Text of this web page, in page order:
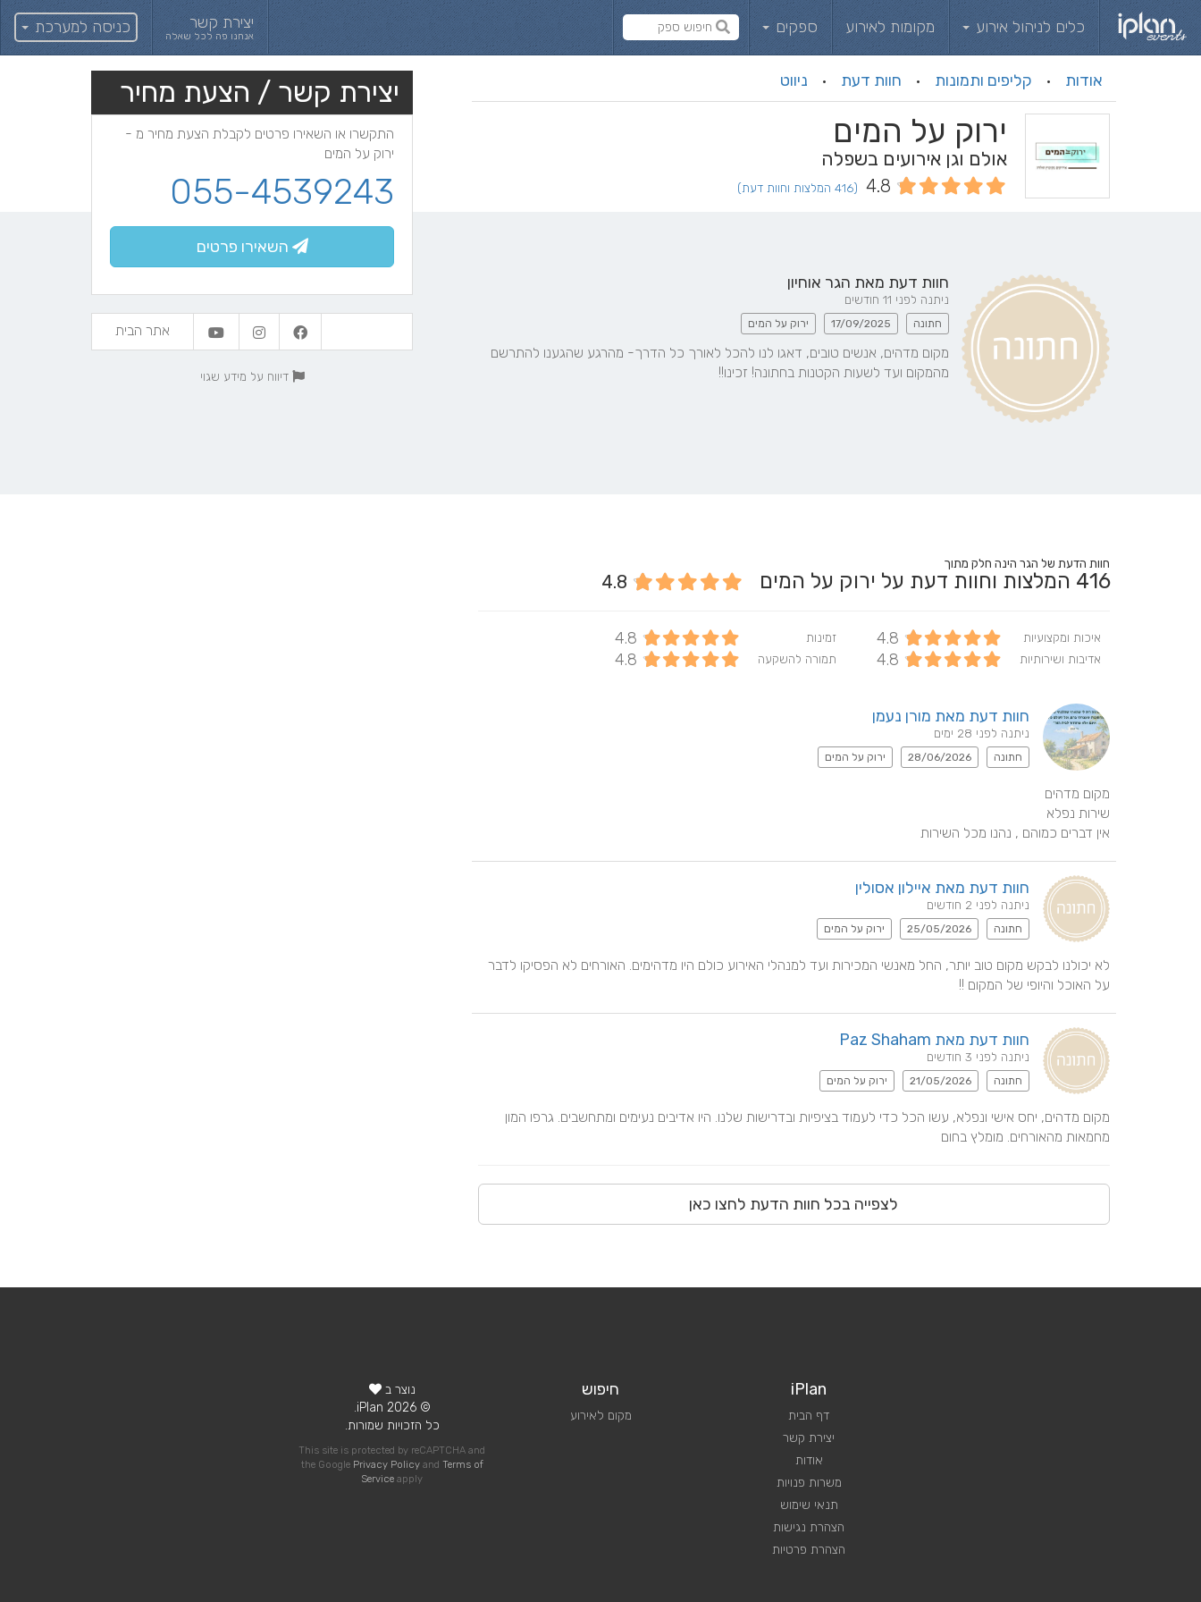
כלים לניהול אירוע מקומות לאירוע ספקים יצירת קשר
אנחנו פה לכל שאלה כניסה למערכת
אודות · קליפים ותמונות · חוות דעת · ניווט יצירת קשר / הצעת מחיר
התקשרו או השאירו פרטים לקבלת הצעת מחיר מ -
ירוק על המים
055-4539243
השאירו פרטים
אתר הבית
דיווח על מידע שגוי
ירוק על המים
אולם וגן אירועים בשפלה
4.8 (416 המלצות וחוות דעת)
חוות דעת מאת הגר אוחיון
ניתנה לפני 11 חודשים
חתונה 17/09/2025 ירוק על המים
מהמקום ועד לשעות הקטנות בחתונה! זכינו!!
חוות הדעת של הגר הינה חלק מתוך
416 המלצות וחוות דעת על ירוק על המים 4.8
איכות ומקצועיות 4.8 זמינות 4.8
אדיבות ושירותיות 4.8 תמורה להשקעה 4.8
חוות דעת מאת מורן נעמן
ניתנה לפני 28 ימים
חתונה 28/06/2026 ירוק על המים
אין דברים כמוהם , נהנו מכל השירות
חוות דעת מאת איילון אסולין
ניתנה לפני 2 חודשים
חתונה 25/05/2026 ירוק על המים
על האוכל והיופי של המקום !!
חוות דעת מאת Paz Shaham
ניתנה לפני 3 חודשים
חתונה 21/05/2026 ירוק על המים
מחמאות מהאורחים. מומלץ בחום
לצפייה בכל חוות הדעת לחצו כאן
iPlan
דף הבית
יצירת קשר
אודות
משרות פנויות
תנאי שימוש
הצהרת נגישות
הצהרת פרטיות
חיפוש
מקום לאירוע
נוצר ב
© 2026 iPlan.
כל הזכויות שמורות.
This site is protected by reCAPTCHA and
the Google Privacy Policyand Terms of
Service apply